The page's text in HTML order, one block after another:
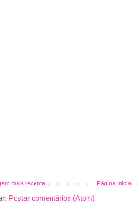
mais recente Página inicial
Postar comentários (Atom)